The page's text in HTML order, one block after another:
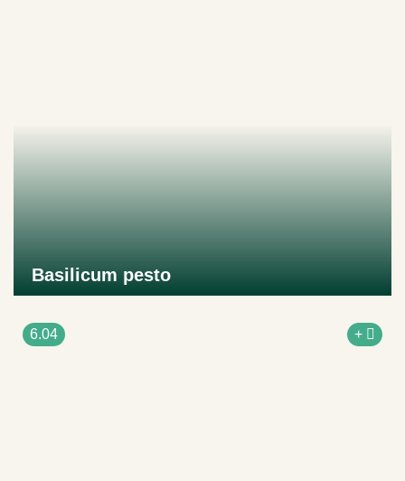
Basilicum pesto
6.04 +